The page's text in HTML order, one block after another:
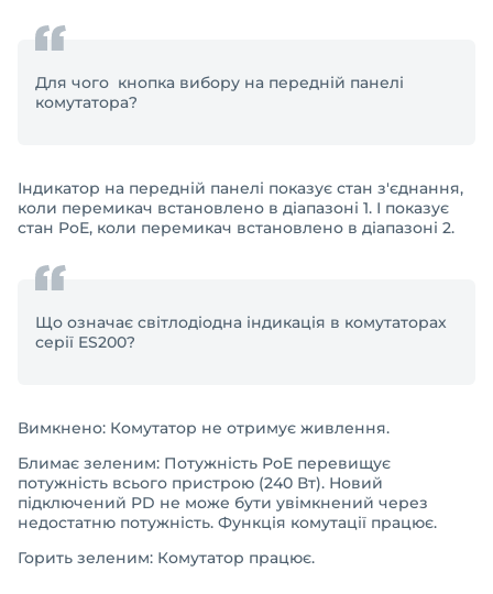
Для чого кнопка вибору на передній панелі
комутатора?
Індикатор на передній панелі показує стан з'єднання,
коли перемикач встановлено в діапазоні 1. І показує
стан PoE, коли перемикач встановлено в діапазоні 2.
Що означає світлодіодна індикація в комутаторах
серії ES200?
Вимкнено: Комутатор не отримує живлення.
Блимає зеленим: Потужність PoE перевищує
потужність всього пристрою (240 Вт). Новий
підключений PD не може бути увімкнений через
недостатню потужність. Функція комутації працює.
Горить зеленим: Комутатор працює.